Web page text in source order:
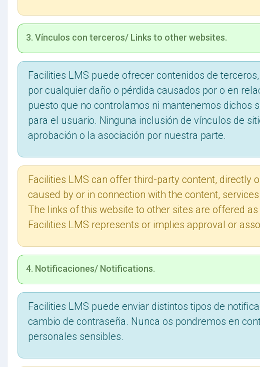
3. Vínculos con terceros/ Links to other websites.
Facilities LMS puede ofrecer contenidos de
por cualquier daño o pérdida causados por o en
puesto que no controlamos ni mantenemos dichos
para el usuario. Ninguna inclusión de vínculos de
aprobación o la asociación por nuestra parte.
Facilities LMS can offer third-party content, directly
caused by or in connection with the content,
The links of this website to other sites are offered
Facilities LMS represents or implies approval or
4. Notificaciones/ Notifications.
Facilities LMS puede enviar distintos tipos de
cambio de contraseña. Nunca os pondremos en
personales sensibles.